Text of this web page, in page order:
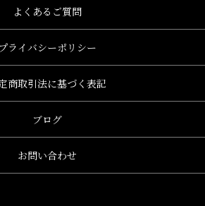
よくあるご質問
プライバシーポリシー
商取引法に基づく表記
ブログ
お問い合わせ